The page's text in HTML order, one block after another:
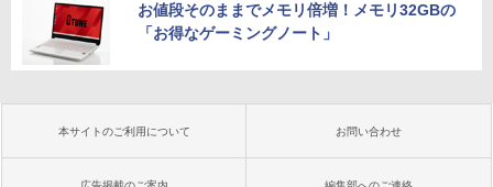
お値段そのままでメモリ倍増！メモリ32GBの
「お得なゲーミングノート」
本サイトのご利用について お問い合わせ